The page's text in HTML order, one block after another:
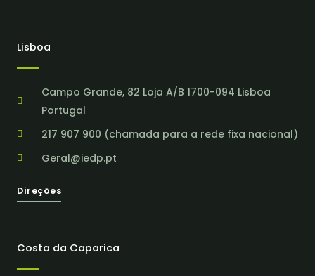
Lisboa
Campo Grande, 82 Loja A/B 1700-094 Lisboa
Portugal
217 907 900 (chamada para a rede fixa nacional)
Geral@iedp.pt
Direções
Costa da Caparica